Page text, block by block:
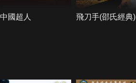
中國超人 飛刀手(邵氏經典)